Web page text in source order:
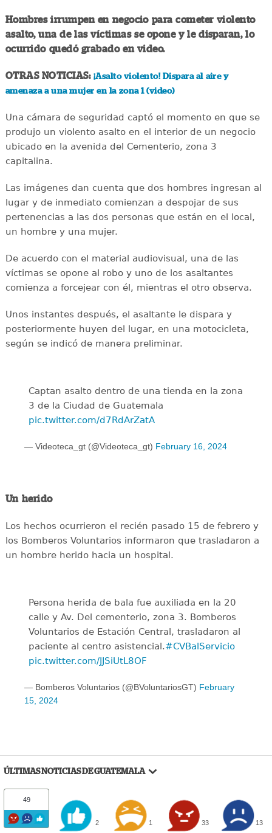
Hombres irrumpen en negocio para cometer violento
asalto, una de las víctimas se opone y le disparan, lo
ocurrido quedó grabado en video.
OTRAS NOTICIAS: ¡Asalto violento! Dispara al aire y
amenaza a una mujer en la zona 1 (video)
Una cámara de seguridad captó el momento en que se
produjo un violento asalto en el interior de un negocio
ubicado en la avenida del Cementerio, zona 3
capitalina.
Las imágenes dan cuenta que dos hombres ingresan al
lugar y de inmediato comienzan a despojar de sus
pertenencias a las dos personas que están en el local,
un hombre y una mujer.
De acuerdo con el material audiovisual, una de las
víctimas se opone al robo y uno de los asaltantes
comienza a forcejear con él, mientras el otro observa.
Unos instantes después, el asaltante le dispara y
posteriormente huyen del lugar, en una motocicleta,
según se indicó de manera preliminar.
Captan asalto dentro de una tienda en la zona
3 de la Ciudad de Guatemala
pic.twitter.com/d7RdArZatA
— Videoteca_gt (@Videoteca_gt) February 16, 2024
Un herido
Los hechos ocurrieron el recién pasado 15 de febrero y
los Bomberos Voluntarios informaron que trasladaron a
un hombre herido hacia un hospital.
Persona herida de bala fue auxiliada en la 20
calle y Av. Del cementerio, zona 3. Bomberos
Voluntarios de Estación Central, trasladaron al
paciente al centro asistencial.#CVBalServicio
pic.twitter.com/JJSiUtL8OF
— Bomberos Voluntarios (@BVoluntariosGT) February
15, 2024
ÚLTIMAS NOTICIAS DE GUATEMALA
49
2 1 33 13